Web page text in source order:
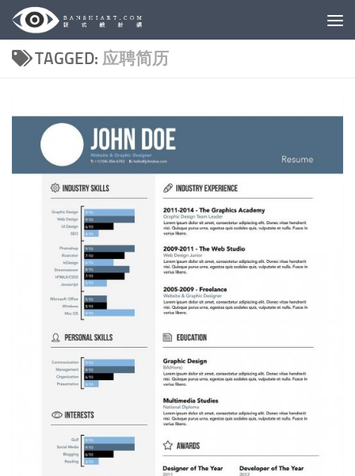
Skip to content
TAGGED: 应聘简历